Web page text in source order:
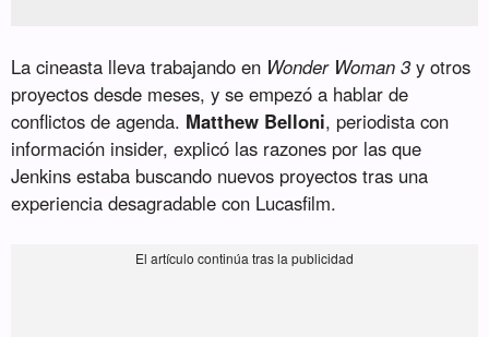
La cineasta lleva trabajando en Wonder Woman 3y otros
proyectos desde meses, y se empezó a hablar de
conflictos de agenda. Matthew Belloni, periodista con
información insider, explicó las razones por las que
Jenkins estaba buscando nuevos proyectos tras una
experiencia desagradable con Lucasfilm.